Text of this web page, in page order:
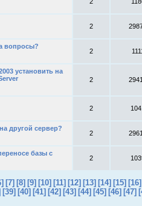
2
вопросы?
2
установить на
2
2
другой сервер?
2
базы с
2
[7] [8] [9] [10] [11] [12] [13] [14] [15] [16]
[39] [40] [41] [42] [43] [44] [45] [46] [47]